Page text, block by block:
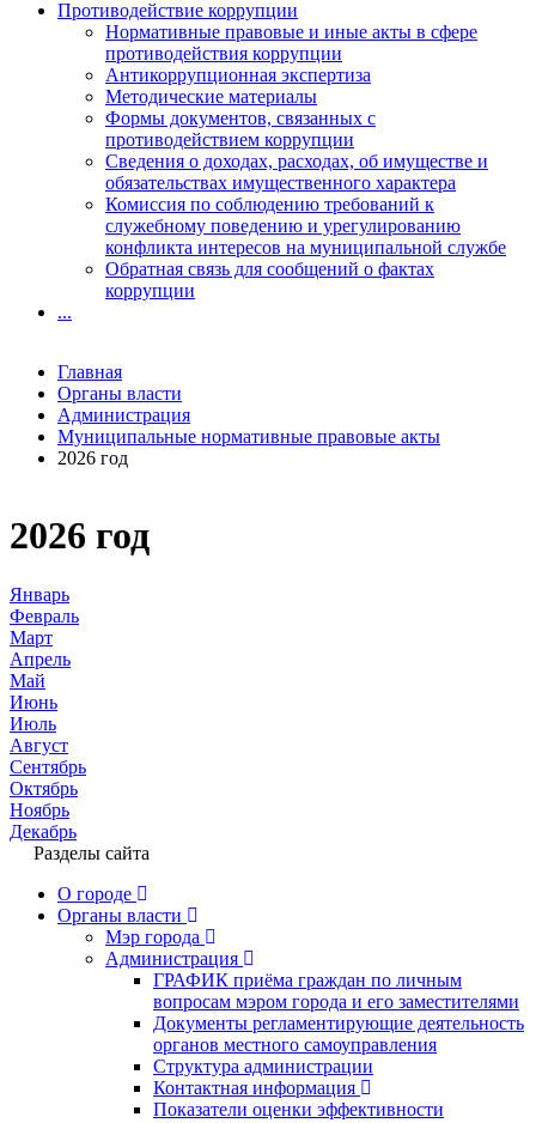
2026 год
Январь
Февраль
Март
Апрель
Май
Июнь
Июль
Август
Сентябрь
Октябрь
Ноябрь
Декабрь
Разделы сайта
О городе
Органы власти
Мэр города
Администрация
ГРАФИК приёма граждан по личным
вопросам мэром города и его заместителями
Документы регламентирующие деятельность
органов местного самоуправления
Структура администрации
Контактная информация
Показатели оценки эффективности
Противодействие коррупции
Нормативные правовые и иные акты в сфере
противодействия коррупции
Антикоррупционная экспертиза
Методические материалы
Формы документов, связанных с
противодействием коррупции
Сведения о доходах, расходах, об имуществе и
обязательствах имущественного характера
Комиссия по соблюдению требований к
служебному поведению и урегулированию
конфликта интересов на муниципальной службе
Обратная связь для сообщений о фактах
коррупции
...
Главная
Органы власти
Администрация
Муниципальные нормативные правовые акты
2026 год